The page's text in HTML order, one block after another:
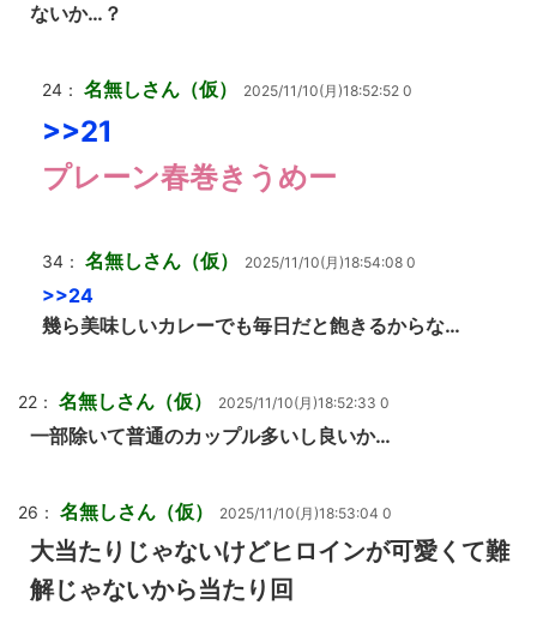
ないか…？
24： 名無しさん（仮） 2025/11/10(月)18:52:52 0
>>21
プレーン春巻きうめー
34： 名無しさん（仮） 2025/11/10(月)18:54:08 0
>>24
幾ら美味しいカレーでも毎日だと飽きるからな…
22： 名無しさん（仮） 2025/11/10(月)18:52:33 0
一部除いて普通のカップル多いし良いか…
26： 名無しさん（仮） 2025/11/10(月)18:53:04 0
大当たりじゃないけどヒロインが可愛くて難
解じゃないから当たり回